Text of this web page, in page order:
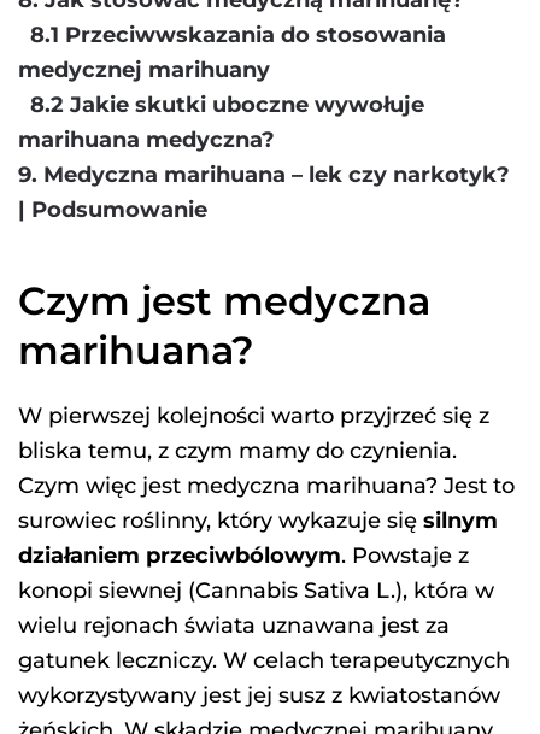
8.1 Przeciwwskazania do stosowania
medycznej marihuany
8.2 Jakie skutki uboczne wywołuje
marihuana medyczna?
9. Medyczna marihuana – lek czy narkotyk?
| Podsumowanie
Czym jest medyczna
marihuana?
W pierwszej kolejności warto przyjrzeć się z
bliska temu, z czym mamy do czynienia.
Czym więc jest medyczna marihuana? Jest to
surowiec roślinny, który wykazuje się silnym
działaniem przeciwbólowym. Powstaje z
konopi siewnej (Cannabis Sativa L.), która w
wielu rejonach świata uznawana jest za
gatunek leczniczy. W celach terapeutycznych
wykorzystywany jest jej susz z kwiatostanów